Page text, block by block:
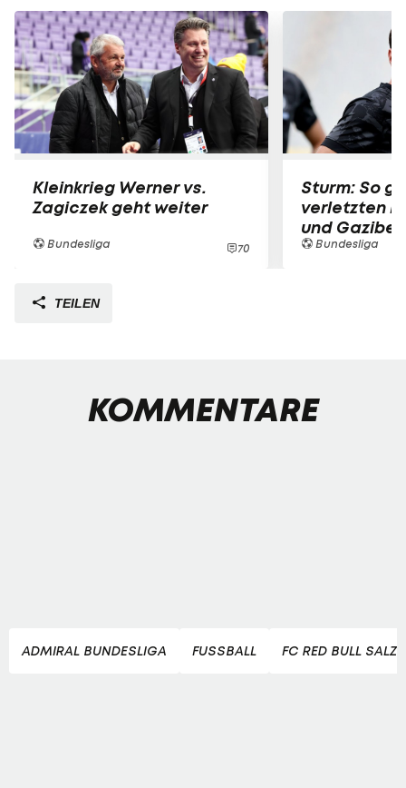
Kleinkrieg Werner vs.
Zagiczek geht weiter
Bundesliga 70
Sturm: So
verletzten
und
Bundesliga
TEILEN
KOMMENTARE
ADMIRAL BUNDESLIGA FUSSBALL FC RED BULL